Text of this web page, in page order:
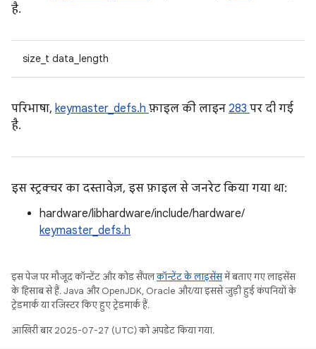
है.
size_t data_length
परिभाषा, keymaster_defs.h फ़ाइल की लाइन 283 पर दी गई
है.
इस स्ट्रक्चर का दस्तावेज़, इस फ़ाइल से जनरेट किया गया था:
hardware/libhardware/include/hardware/
keymaster_defs.h
इस पेज पर मौजूद कॉन्टेंट और कोड सैंपलकॉन्टेंट के लाइसेंसमें बताए गए लाइसेंस
के हिसाब से हैं. Java और OpenJDK, Oracle और/या इससे जुड़ी हुई कंपनियों के
ट्रेडमार्क या रजिस्टर किए हुए ट्रेडमार्क हैं.
आखिरी बार 2025-07-27 (UTC) को अपडेट किया गया.